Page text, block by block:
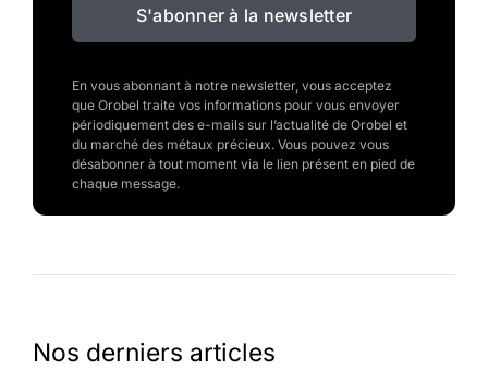
S'abonner à la newsletter
En vous abonnant à notre newsletter, vous acceptez
que Orobel traite vos informations pour vous envoyer
périodiquement des e-mails sur l’actualité de Orobel et
du marché des métaux précieux. Vous pouvez vous
désabonner à tout moment via le lien présent en pied de
chaque message.
Nos derniers articles